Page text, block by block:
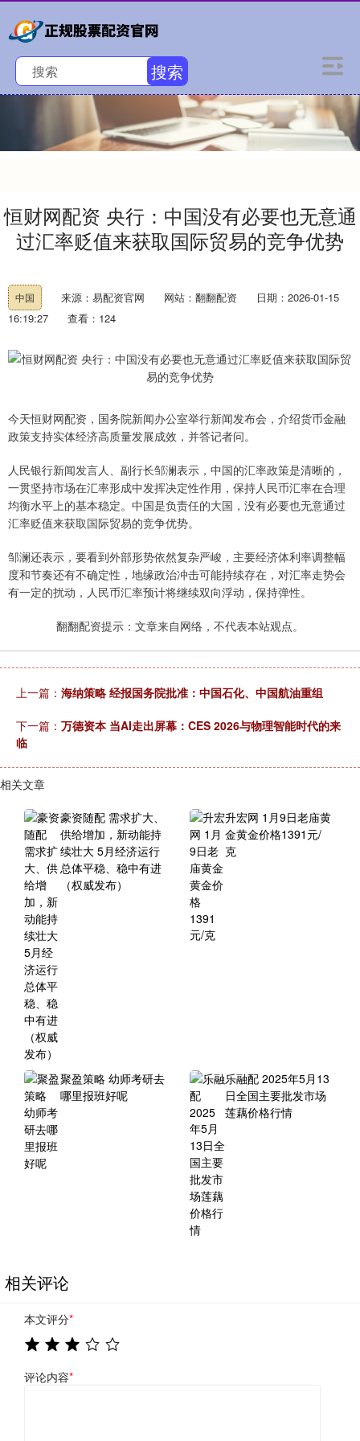
搜索
恒财网配资 央行：中国没有必要也无意通
过汇率贬值来获取国际贸易的竞争优势
中国 来源：易配资官网 网站：翻翻配资
日期：2026-01-15
16:19:27
查看：124
今天恒财网配资，国务院新闻办公室举行新闻发布会，介绍货币金融
政策支持实体经济高质量发展成效，并答记者问。
人民银行新闻发言人、副行长邹澜表示，中国的汇率政策是清晰的，
一贯坚持市场在汇率形成中发挥决定性作用，保持人民币汇率在合理
均衡水平上的基本稳定。中国是负责任的大国，没有必要也无意通过
汇率贬值来获取国际贸易的竞争优势。
邹澜还表示，要看到外部形势依然复杂严峻，主要经济体利率调整幅
度和节奏还有不确定性，地缘政治冲击可能持续存在，对汇率走势会
有一定的扰动，人民币汇率预计将继续双向浮动，保持弹性。
翻翻配资提示：文章来自网络，不代表本站观点。
上一篇： 海纳策略 经报国务院批准：中国石化、中国航油重组
下一篇： 万德资本 当AI走出屏幕：CES 2026与物理智能时代的来
临
相关文章
豪资随配 需求扩大、
供给增加，新动能持
续壮大 5月经济运行
总体平稳、稳中有进
（权威发布）
升宏网 1月9日老庙黄
金黄金价格1391元/
克
聚盈策略 幼师考研去
哪里报班好呢
乐融配 2025年5月13
日全国主要批发市场
莲藕价格行情
相关评论
本文评分*
评论内容*